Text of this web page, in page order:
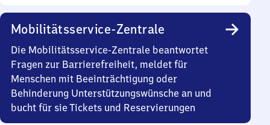
Mobilitätsservice-Zentrale
Die Mobilitätsservice-Zentrale beantwortet
Fragen zur Barrierefreiheit, meldet für
Menschen mit Beeinträchtigung oder
Behinderung Unterstützungswünsche an und
bucht für sie Tickets und Reservierungen